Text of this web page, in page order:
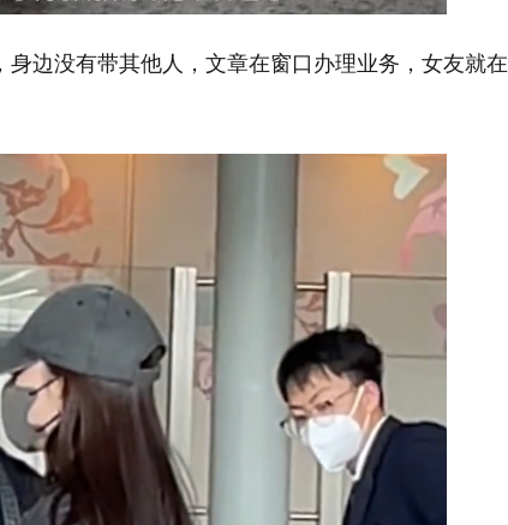
边没有带其他人，文章在窗口办理业务，女友就在